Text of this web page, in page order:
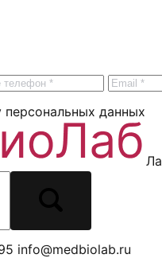
персональных данных
info@medbiolab.ru